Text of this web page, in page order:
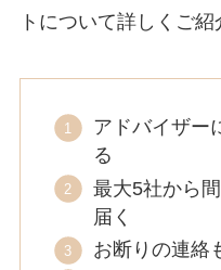
トについて詳しくご紹
アドバイザー
る
最大5社から
届く
お断りの連絡